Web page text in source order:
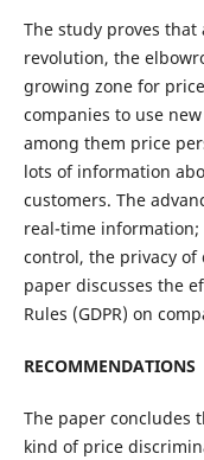
The study proves
revolution, the
growing zone for
companies to use
among them price
lots of information
customers. The
real-time
control, the privacy of
paper discusses the
Rules (GDPR) on
RECOMMENDATIONS
The paper concludes
kind of price